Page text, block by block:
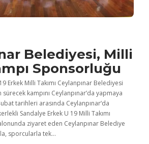
Belediyesi, Milli
Sponsorluğu
Erkek Milli Takımı Ceylanpınar Belediyesi
kampını Ceylanpınar’da yapmaya
tarihleri arasında Ceylanpınar‘da
Sandalye Erkek U 19 Milli Takımı
ziyaret eden Ceylanpınar Belediye
sporcularla tek...